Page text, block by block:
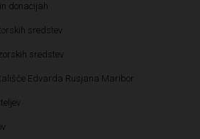
donacijah
sredstev
sredstev
Edvarda Rusjana Maribor